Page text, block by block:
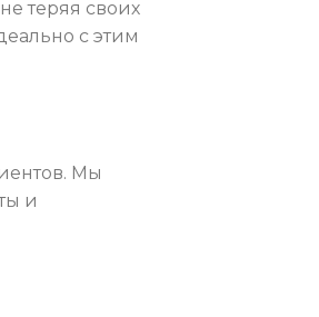
теряя своих
с этим
Мы
и